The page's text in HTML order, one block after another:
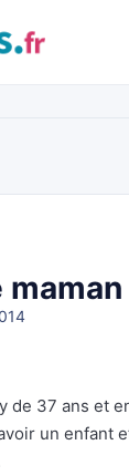
maman
de 37 ans et
un